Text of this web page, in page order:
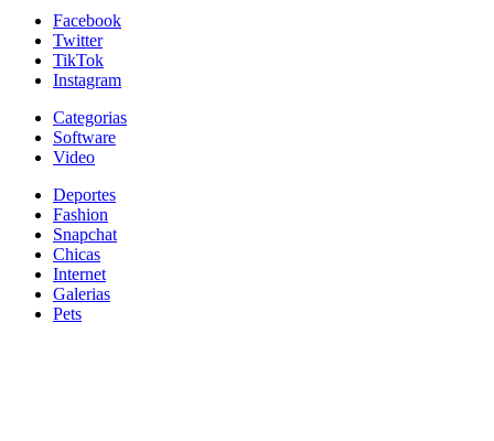
Facebook
Twitter
TikTok
Instagram
Categorias
Software
Video
Deportes
Fashion
Snapchat
Chicas
Internet
Galerias
Pets